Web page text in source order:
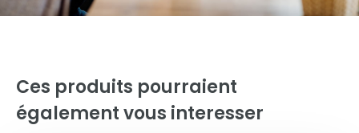
Ces produits pourraient
également vous interesser